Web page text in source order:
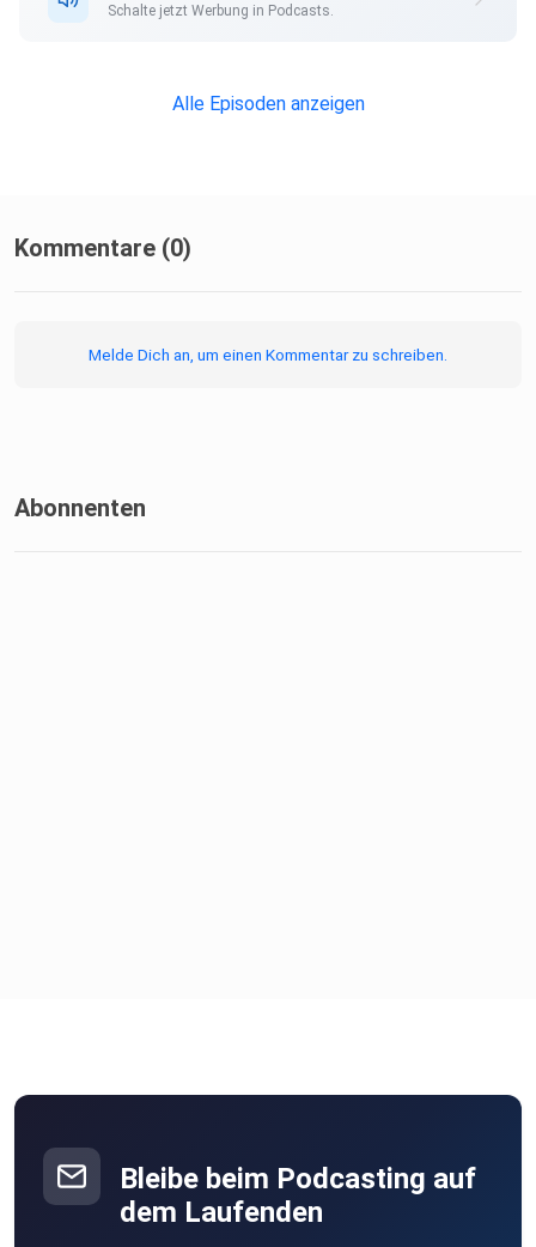
Schalte jetzt Werbung in Podcasts.
Alle Episoden anzeigen
Kommentare (0)
Melde Dich an, um einen Kommentar zu schreiben.
Abonnenten
Bleibe beim Podcasting auf
dem Laufenden